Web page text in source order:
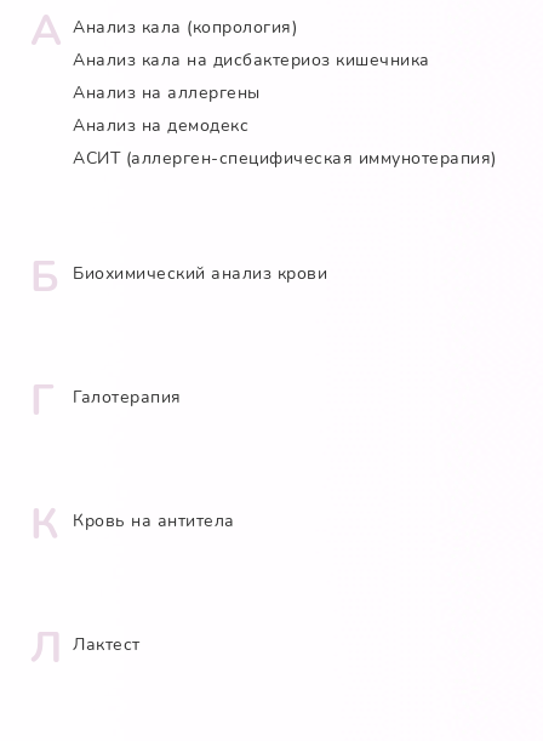
А Анализ кала (копрология)
Анализ кала на дисбактериоз кишечника
Анализ на аллергены
Анализ на демодекс
АСИТ (аллерген-специфическая иммунотерапия)
Б Биохимический анализ крови
Г Галотерапия
К Кровь на антитела
Л Лактест